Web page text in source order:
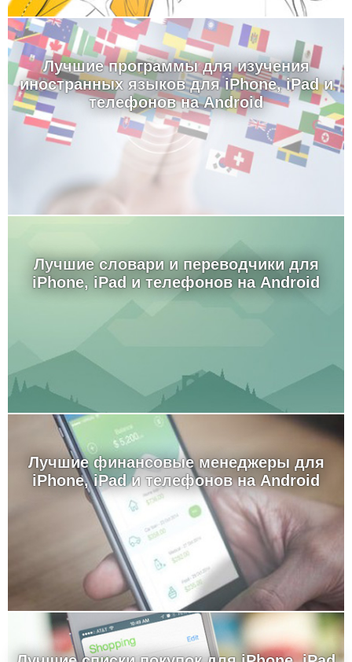
Лучшие программы для изучения
иностранных языков для iPhone, iPad и
телефонов на Android
Лучшие словари и переводчики для
iPhone, iPad и телефонов на Android
Лучшие финансовые менеджеры для
iPhone, iPad и телефонов на Android